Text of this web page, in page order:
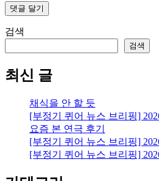
검색
검색
최신 글
채식을 안 할 듯
[부정기 퀴어 뉴스 브리핑]
요즘 본 연극 후기
[부정기 퀴어 뉴스 브리핑]
[부정기 퀴어 뉴스 브리핑]